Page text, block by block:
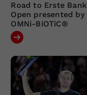
Road to Erste Bank
Open presented by
OMNi-BiOTiC®